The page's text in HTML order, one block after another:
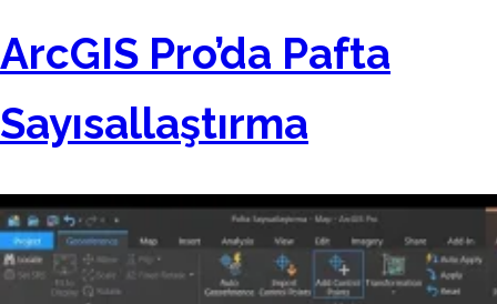
ArcGIS Pro’da Pafta
Sayısallaştırma